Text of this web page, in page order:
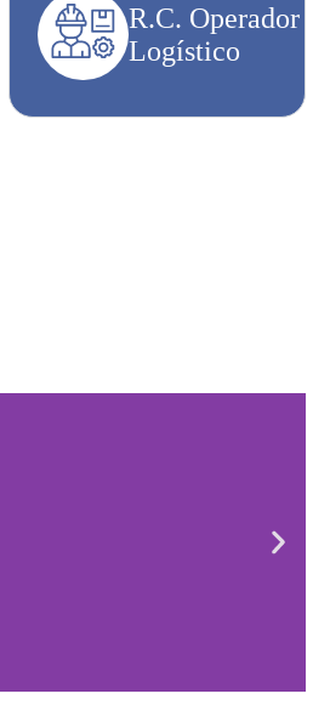
R.C. Operador
Logístico